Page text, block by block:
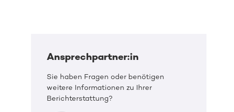
Ansprechpartner:in
Sie haben Fragen oder benötigen
weitere Informationen zu Ihrer
Berichterstattung?